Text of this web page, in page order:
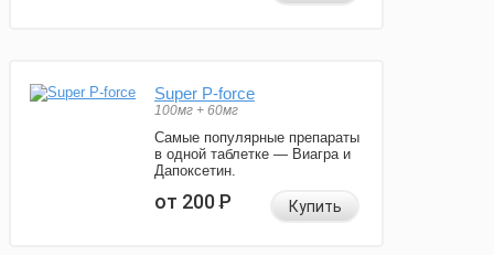
Super P-force
100мг + 60мг
Самые популярные препараты
в одной таблетке — Виагра и
Дапоксетин.
от 200Р Купить